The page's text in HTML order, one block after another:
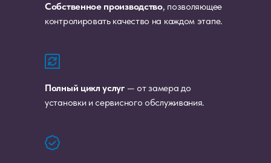
Собственное производство, позволяющее
контролировать качество на каждом этапе.
Полный цикл услуг— от замера до
установки и сервисного обслуживания.